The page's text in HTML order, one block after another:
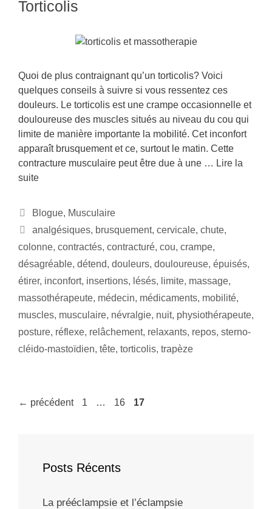
Torticolis
Quoi de plus contraignant qu’un torticolis? Voici
quelques conseils à suivre si vous ressentez ces
douleurs. Le torticolis est une crampe occasionnelle et
douloureuse des muscles situés au niveau du cou qui
limite de manière importante la mobilité. Cet inconfort
apparaît brusquement et ce, surtout le matin. Cette
contracture musculaire peut être due à une … Lire la
suite
Blogue, Musculaire
analgésiques, brusquement, cervicale, chute,
colonne, contractés, contracturé, cou, crampe,
désagréable, détend, douleurs, douloureuse, épuisés,
étirer, inconfort, insertions, lésés, limite, massage,
massothérapeute, médecin, médicaments, mobilité,
muscles, musculaire, névralgie, nuit, physiothérapeute,
posture, réflexe, relâchement, relaxants, repos, sterno-
cléido-mastoïdien, tête, torticolis, trapèze
← précédent 1 … 16 17
Posts Récents
La prééclampsie et l’éclampsie